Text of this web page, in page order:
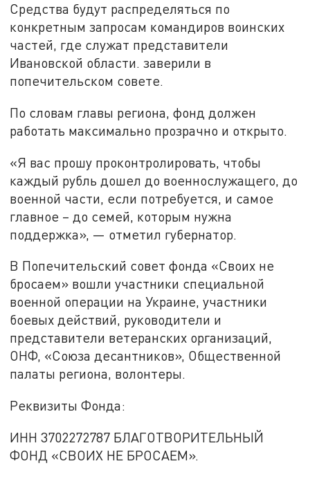
Средства будут распределяться по
конкретным запросам командиров воинских
частей, где служат представители
Ивановской области. заверили в
попечительском совете.
По словам главы региона, фонд должен
работать максимально прозрачно и открыто.
«Я вас прошу проконтролировать, чтобы
каждый рубль дошел до военнослужащего, до
военной части, если потребуется, и самое
главное – до семей, которым нужна
поддержка», — отметил губернатор.
В Попечительский совет фонда «Своих не
бросаем» вошли участники специальной
военной операции на Украине, участники
боевых действий, руководители и
представители ветеранских организаций,
ОНФ, «Союза десантников», Общественной
палаты региона, волонтеры.
Реквизиты Фонда:
ИНН 3702272787 БЛАГОТВОРИТЕЛЬНЫЙ
ФОНД «СВОИХ НЕ БРОСАЕМ».